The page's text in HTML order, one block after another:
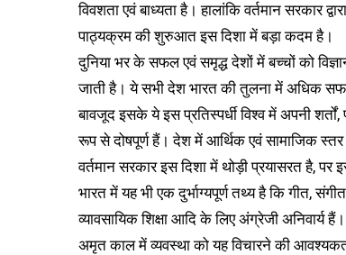
विवशता एवं बाध्यता है। हालांकि वर्तमान सरकार
पाठ्यक्रम की शुरुआत इस दिशा में बड़ा कदम है।
दुनिया भर के सफल एवं समृद्ध देशों में बच्चों को
जाती है। ये सभी देश भारत की तुलना में अधिक
बावजूद इसके ये इस प्रतिस्पर्धी विश्व में अपनी
रूप से दोषपूर्ण हैं। देश में आर्थिक एवं सामाजिक
वर्तमान सरकार इस दिशा में थोड़ी प्रयासरत है,
भारत में यह भी एक दुर्भाग्यपूर्ण तथ्य है कि गीत,
व्यावसायिक शिक्षा आदि के लिए अंग्रेजी
अमृत काल में व्यवस्था को यह विचारने की